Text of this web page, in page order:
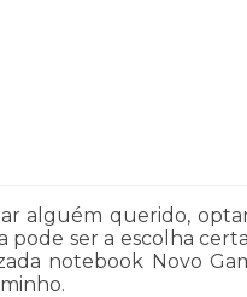
alguém querido,
ser a escolha
notebook Novo